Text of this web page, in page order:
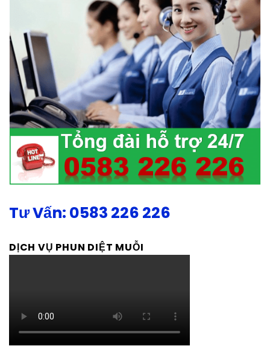
Tư Vấn: 0583 226 226
DỊCH VỤ PHUN DIỆT MUỖI